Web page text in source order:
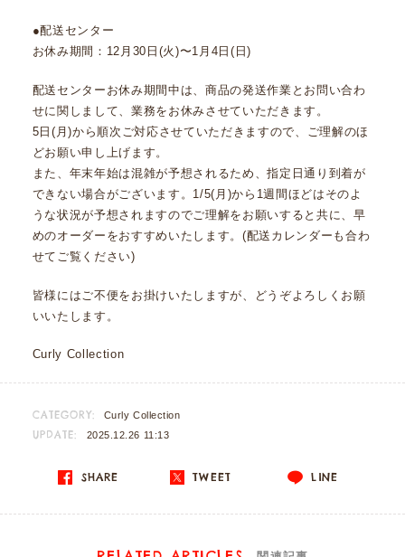
●配送センター
お休み期間：12月30日(火)〜1月4日(日)
配送センターお休み期間中は、商品の発送作業とお問い合わ
せに関しまして、業務をお休みさせていただきます。
5日(月)から順次ご対応させていただきますので、ご理解のほ
どお願い申し上げます。
また、年末年始は混雑が予想されるため、指定日通り到着が
できない場合がございます。1/5(月)から1週間ほどはそのよ
うな状況が予想されますのでご理解をお願いすると共に、早
めのオーダーをおすすめいたします。(配送カレンダーも合わ
せてご覧ください)
皆様にはご不便をお掛けいたしますが、どうぞよろしくお願
いいたします。
Curly Collection
CATEGORY: Curly Collection
UPDATE: 2025.12.26 11:13
SHARE TWEET LINE